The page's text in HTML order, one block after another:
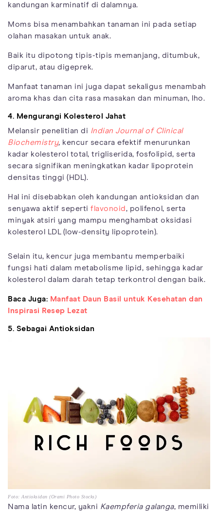
kandungan karminatif di dalamnya.
Moms bisa menambahkan tanaman ini pada setiap
olahan masakan untuk anak.
Baik itu dipotong tipis-tipis memanjang, ditumbuk,
diparut, atau digeprek.
Manfaat tanaman ini juga dapat sekaligus menambah
aroma khas dan cita rasa masakan dan minuman, lho.
4. Mengurangi Kolesterol Jahat
Melansir penelitian di Indian Journal of Clinical
Biochemistry, kencur secara efektif menurunkan
kadar kolesterol total, trigliserida, fosfolipid, serta
secara signifikan meningkatkan kadar lipoprotein
densitas tinggi (HDL).
Hal ini disebabkan oleh kandungan antioksidan dan
senyawa aktif seperti flavonoid, polifenol, serta
minyak atsiri yang mampu menghambat oksidasi
kolesterol LDL (low-density lipoprotein).
Selain itu, kencur juga membantu memperbaiki
fungsi hati dalam metabolisme lipid, sehingga kadar
kolesterol dalam darah tetap terkontrol dengan baik.
Baca Juga: Manfaat Daun Basil untuk Kesehatan dan
Inspirasi Resep Lezat
5. Sebagai Antioksidan
Foto: Antioksidan (Orami Photo Stocks)
Nama latin kencur, yakni Kaempferia galanga, memiliki